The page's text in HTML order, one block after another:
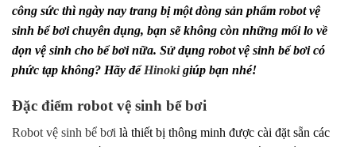
công sức thì ngày nay trang bị một dòng sản phẩm robot vệ
sinh bể bơi chuyên dụng, bạn sẽ không còn những mối lo về
dọn vệ sinh cho bể bơi nữa. Sử dụng robot vệ sinh bể bơi có
phức tạp không? Hãy đểHinokigiúp bạn nhé!
Đặc điểm robot vệ sinh bể bơi
Robot vệ sinh bể bơi là thiết bị thông minh được cài đặt sẵn các